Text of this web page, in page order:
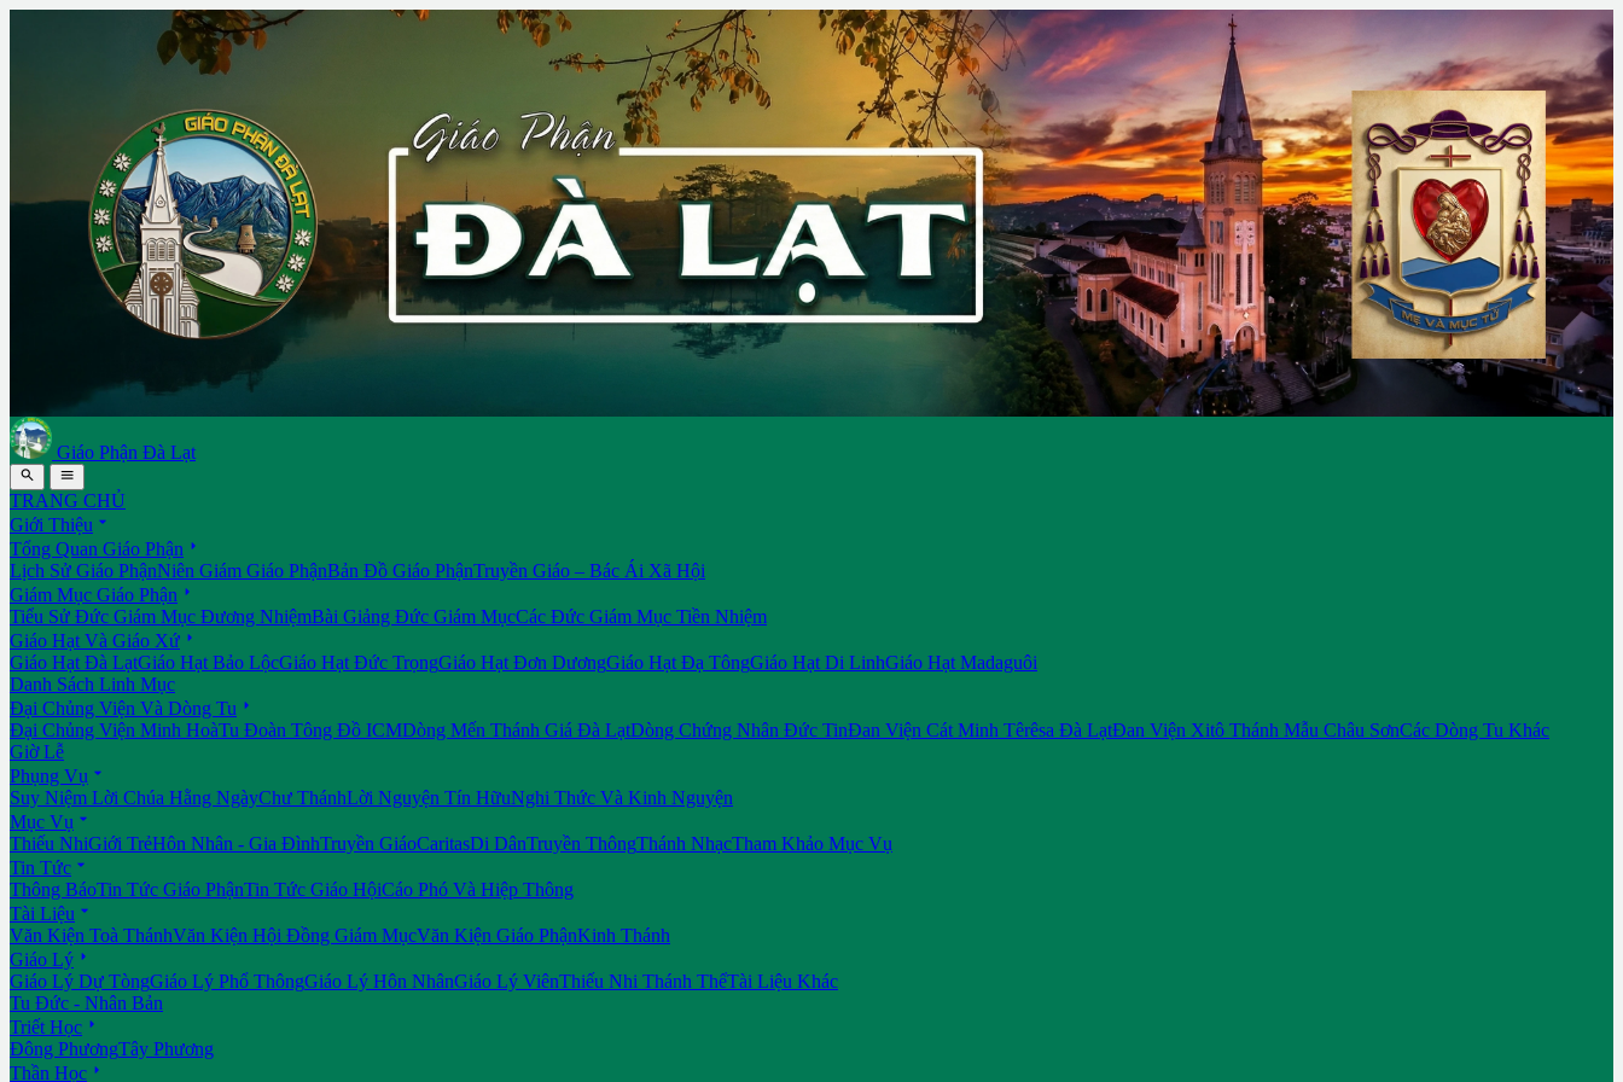
Giáo Phận Đà Lạt
 
TRANG CHỦ
Giới Thiệu 
Tổng Quan Giáo Phận 
Lịch Sử Giáo PhậnNiên Giám Giáo PhậnBản Đồ Giáo PhậnTruyền Giáo – Bác Ái Xã Hội
Giám Mục Giáo Phận 
Tiểu Sử Đức Giám Mục Đương NhiệmBài Giảng Đức Giám MụcCác Đức Giám Mục Tiền Nhiệm
Giáo Hạt Và Giáo Xứ 
Giáo Hạt Đà LạtGiáo Hạt Bảo LộcGiáo Hạt Đức TrọngGiáo Hạt Đơn DươngGiáo Hạt Đạ TôngGiáo Hạt Di LinhGiáo Hạt Madaguôi
Danh Sách Linh Mục
Đại Chủng Viện Và Dòng Tu 
Đại Chủng Viện Minh HoàTu Đoàn Tông Đồ ICMDòng Mến Thánh Giá Đà LạtDòng Chứng Nhân Đức TinĐan Viện Cát Minh Têrêsa Đà LạtĐan Viện Xitô Thánh Mẫu Châu SơnCác Dòng Tu Khác
Giờ Lễ
Phụng Vụ 
Suy Niệm Lời Chúa Hằng NgàyChư ThánhLời Nguyện Tín HữuNghi Thức Và Kinh Nguyện
Mục Vụ 
Thiếu NhiGiới TrẻHôn Nhân - Gia ĐìnhTruyền GiáoCaritasDi DânTruyền ThôngThánh NhạcTham Khảo Mục Vụ
Tin Tức 
Thông BáoTin Tức Giáo PhậnTin Tức Giáo HộiCáo Phó Và Hiệp Thông
Tài Liệu 
Văn Kiện Toà ThánhVăn Kiện Hội Đồng Giám MụcVăn Kiện Giáo PhậnKinh Thánh
Giáo Lý 
Giáo Lý Dự TòngGiáo Lý Phổ ThôngGiáo Lý Hôn NhânGiáo Lý ViênThiếu Nhi Thánh ThểTài Liệu Khác
Tu Đức - Nhân Bản
Triết Học 
Đông PhươngTây Phương
Thần Học 